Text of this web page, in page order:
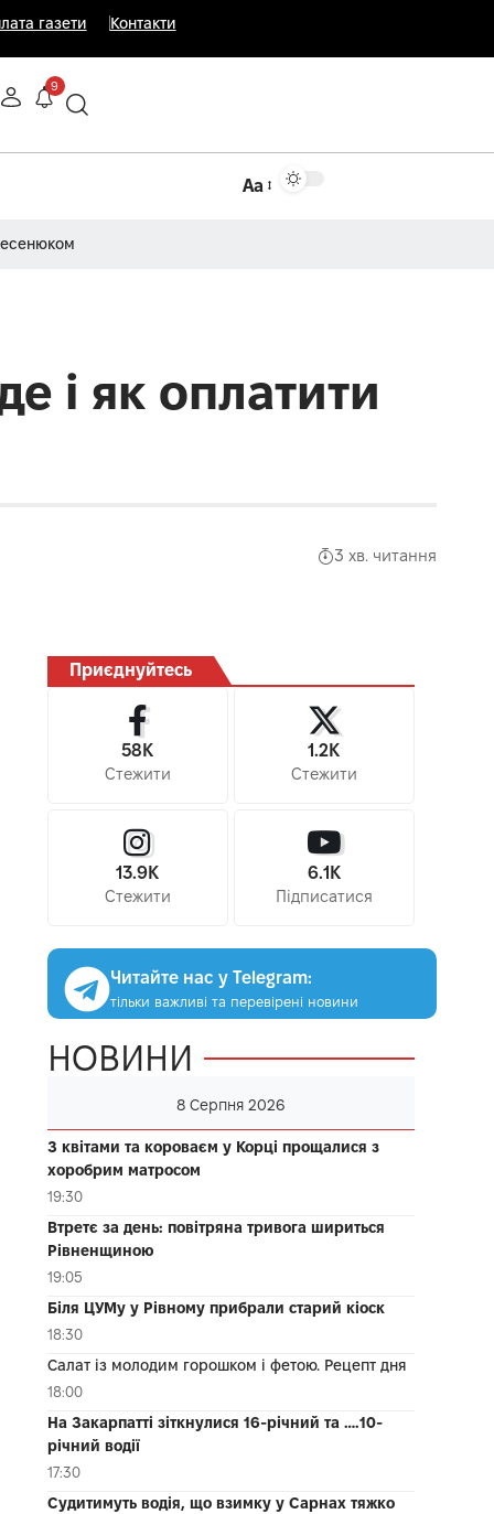
газети Контакти
9
Аа
і як оплатити
3 хв. читання
Приєднуйтесь
58K
Стежити
1.2K
Стежити
13.9K
Стежити
6.1K
Підписатися
Читайте нас у Telegram:
тільки важливі та перевірені новини
НОВИНИ
8 Серпня 2026
З квітами та короваєм у Корці прощалися з
хоробрим матросом
19:30
Втретє за день: повітряна тривога шириться
Рівненщиною
19:05
Біля ЦУМу у Рівному прибрали старий кіоск
18:30
Салат із молодим горошком і фетою. Рецепт дня
18:00
На Закарпатті зіткнулися 16-річний та ….10-
річний водії
17:30
Судитимуть водія, що взимку у Сарнах тяжко